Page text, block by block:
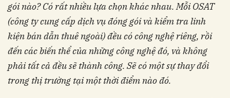
gói nào? Có rất nhiềulựa chọn khác nhau. Mỗi OSAT
(công ty cungcấp dịch vụ đóng gói và kiểm tra linh
kiện bándẫn thuê ngoài) đều có công nghệ riêng, rồi
đếncác biến thể của những công nghệ đó, và không
phải tất cả đều sẽ thành công. Sẽ có một sự thayđổi
trong thị trường tại một thời điểm nào đó.